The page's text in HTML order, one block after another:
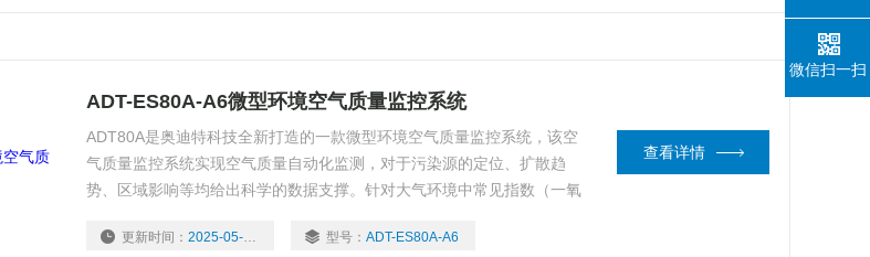
ADT-ES80A-A6微型环境空气质量监控系统
ADT80A是奥迪特科技全新打造的一款微型环境空气质量监控系统，该空
气质量监控系统实现空气质量自动化监测，对于污染源的定位、扩散趋
势、区域影响等均给出科学的数据支撑。针对大气环境中常见指数（一氧
度、湿度）进行实时数据采集，支持24小时在线监测
更新时间：2025-05-07 型号：ADT-ES80A-A6
查看详情
微信扫一扫